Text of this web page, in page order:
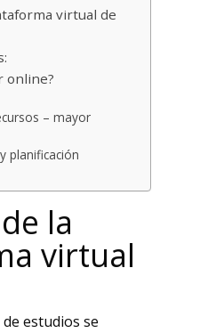
virtual de
online?
– mayor
planificación
la
virtual
estudios se